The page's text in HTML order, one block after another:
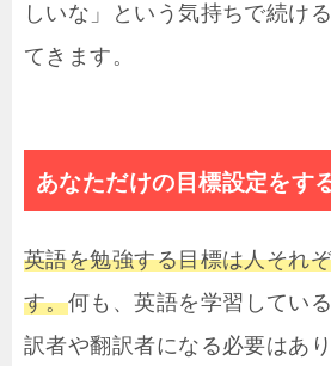
しいな」という気持ちで続け
てきます。
あなただけの目標設定をす
英語を勉強する目標は人それ
す。何も、英語を学習してい
訳者や翻訳者になる必要はあり